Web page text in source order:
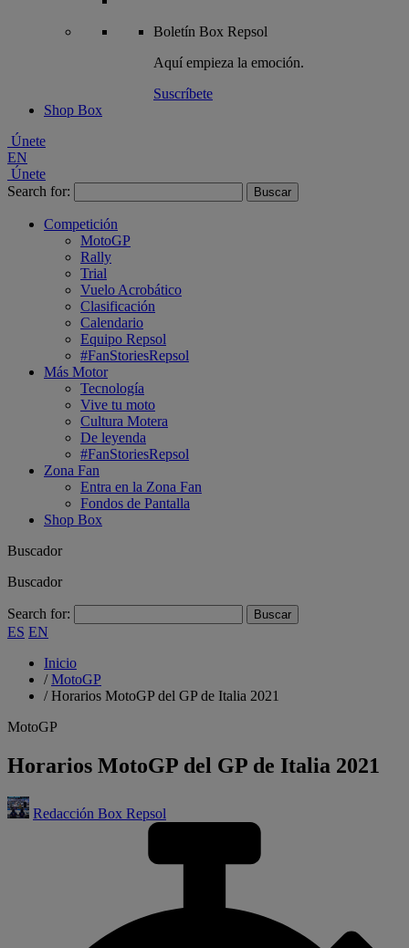
Boletín Box Repsol
Aquí empieza la emoción.
Suscríbete
Shop Box
Únete
EN
Únete
Search for:
Competición
MotoGP
Rally
Trial
Vuelo Acrobático
Clasificación
Calendario
Equipo Repsol
#FanStoriesRepsol
Más Motor
Tecnología
Vive tu moto
Cultura Motera
De leyenda
#FanStoriesRepsol
Zona Fan
Entra en la Zona Fan
Fondos de Pantalla
Shop Box
Buscador
Buscador
Search for:
ES EN
Inicio
/MotoGP
/Horarios MotoGP del GP de Italia 2021
MotoGP
Horarios MotoGP del GP de Italia 2021
Redacción Box Repsol